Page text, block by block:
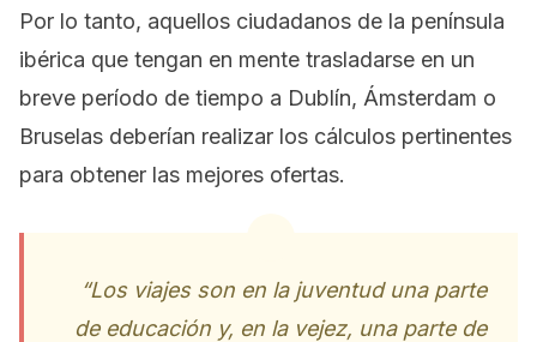
Por lo tanto, aquellos ciudadanos de la península
ibérica que tengan en mente trasladarse en un
breve período de tiempo a Dublín, Ámsterdam o
Bruselas deberían realizar los cálculos pertinentes
para obtener las mejores ofertas.
“Los viajes son en la juventud una parte
de educación y, en la vejez, una parte de